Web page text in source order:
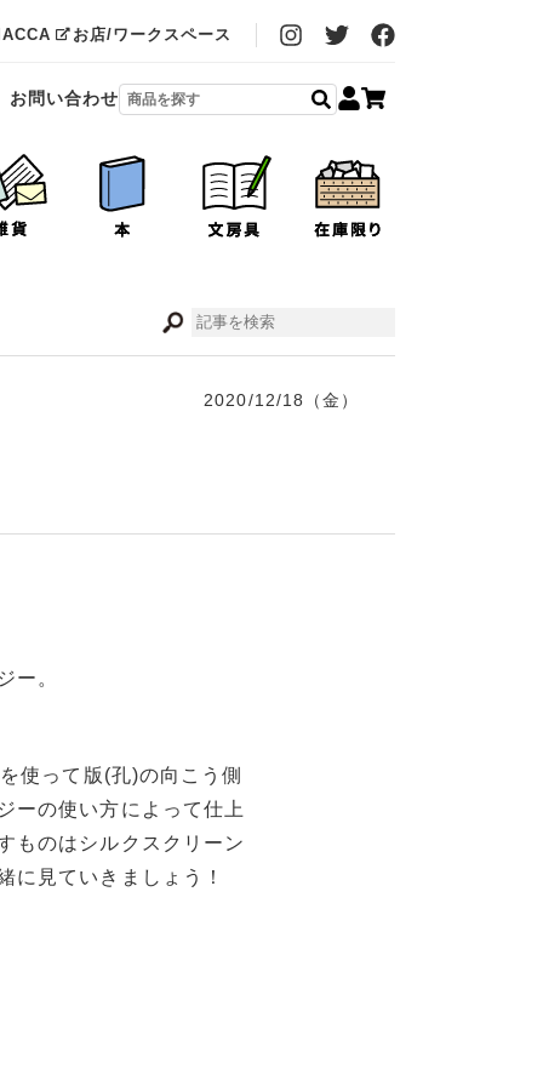
お店/ワークスペース
お問い合わせ
2020/12/18（金）
ー。
使って版(孔)の向こう側
ーの使い方によって仕上
ものはシルクスクリーン
に見ていきましょう！